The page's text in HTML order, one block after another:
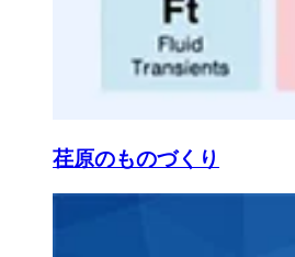
荏原のものづくり